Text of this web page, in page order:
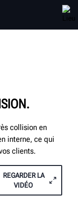
collision en
interne, ce qui
clients.
REGARDER LA
VIDÉO